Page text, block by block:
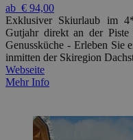
ab € 94,00
Exklusiver Skiurlaub im
Gutjahr direkt an der Piste
Genussküche - Erleben Sie
inmitten der Skiregion
Webseite
Mehr Info